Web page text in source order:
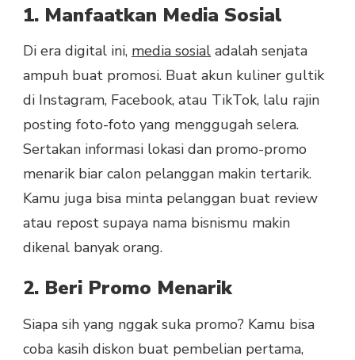
1. Manfaatkan Media Sosial
Di era digital ini, media sosial adalah senjata
ampuh buat promosi. Buat akun kuliner gultik
di Instagram, Facebook, atau TikTok, lalu rajin
posting foto-foto yang menggugah selera.
Sertakan informasi lokasi dan promo-promo
menarik biar calon pelanggan makin tertarik.
Kamu juga bisa minta pelanggan buat review
atau repost supaya nama bisnismu makin
dikenal banyak orang.
2. Beri Promo Menarik
Siapa sih yang nggak suka promo? Kamu bisa
coba kasih diskon buat pembelian pertama,